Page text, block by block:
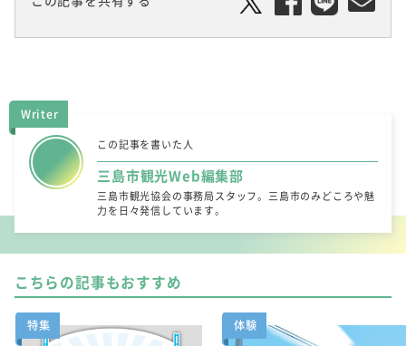
Writer
この記事を書いた人
三島市観光Web編集部
三島市観光協会の事務局スタッフ。三島市のみどころや魅
力を日々発信しています。
こちらの記事もおすすめ
特集 体験